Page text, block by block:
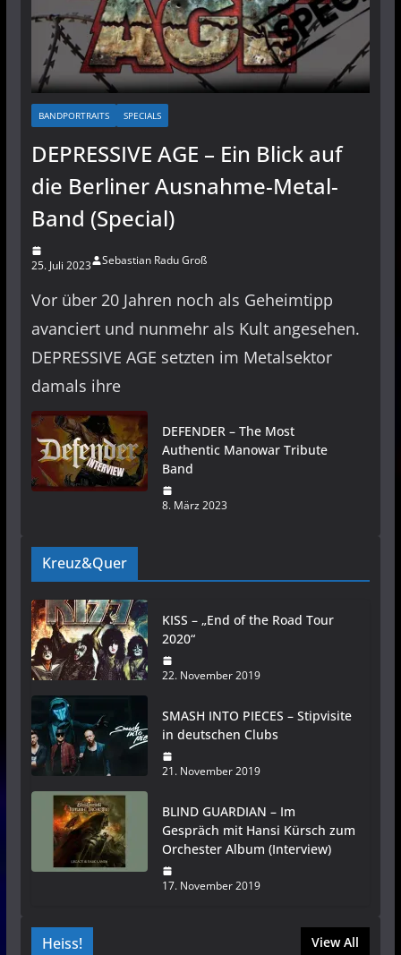
BANDPORTRAITS SPECIALS
DEPRESSIVE AGE – Ein Blick auf
die Berliner Ausnahme-Metal-
Band (Special)
25. Juli 2023 Sebastian Radu Groß
Vor über 20 Jahren noch als Geheimtipp
avanciert und nunmehr als Kult angesehen.
DEPRESSIVE AGE setzten im Metalsektor
damals ihre
DEFENDER – The Most
Authentic Manowar Tribute
Band
8. März 2023
Kreuz&Quer
KISS – „End of the Road Tour
2020“
22. November 2019
SMASH INTO PIECES – Stipvisite
in deutschen Clubs
21. November 2019
BLIND GUARDIAN – Im
Gespräch mit Hansi Kürsch zum
Orchester Album (Interview)
17. November 2019
Heiss! View All